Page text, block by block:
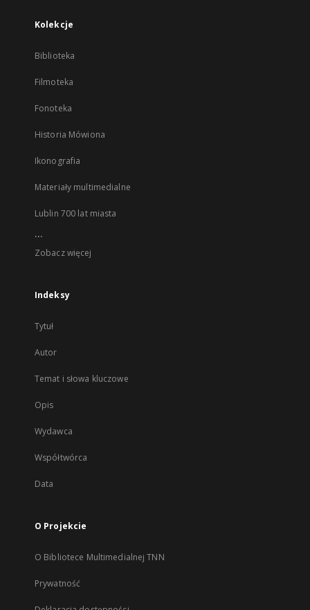
Kolekcje
Biblioteka
Filmoteka
Fonoteka
Historia Mówiona
Ikonografia
Materiały multimedialne
Lublin 700 lat miasta
...
Zobacz więcej
Indeksy
Tytuł
Autor
Temat i słowa kluczowe
Opis
Wydawca
Współtwórca
Data
O Projekcie
O Bibliotece Multimedialnej TNN
Prywatność